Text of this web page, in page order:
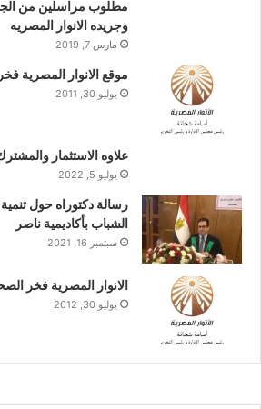
مطلوب مراسلين من
وجريده الانوار المصريه
مارس 7, 2019
موقع الانوار المصرية
يوليو 30, 2011
علاوه الاستثمار
يوليو 5, 2022
رسالة دكتوراه حول تنمية
الشباب بأكاديمية ناصر
سبتمبر 16, 2021
الانوار المصرية فخر
يوليو 30, 2012